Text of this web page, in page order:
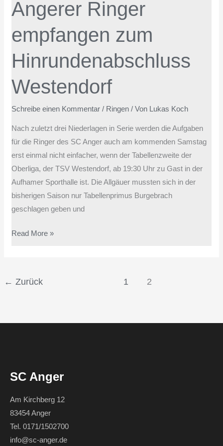
Angerer Ringer
empfangen zum
Hinrundenabschluss
Westendorf
Schreibe einen Kommentar / Ringen / Von Lukas Koch
Nach zuletzt drei Niederlagen in Serie werden die Aufgaben
für die Ringer des SC Anger auch am kommenden Samstag
erst einmal nicht einfacher, wenn der Tabellenzweite der
Oberliga, der TSV Westendorf, ab 19:30 Uhr zu Gast in der
Aufhamer Sporthalle ist. Die Allgäuer mussten sich in der
bisherigen Saison nur Tabellenprimus Burgebrach
geschlagen geben und
Read More »
← Zurück 1 2
SC Anger
Am Kirchberg 12
83454 Anger
Tel. 0171/1502700
info@sc-anger.de